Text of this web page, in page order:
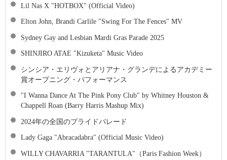
Lil Nas X "HOTBOX" (Official Video)
Elton John, Brandi Carlile "Swing For The Fences" MV
Sydney Gay and Lesbian Mardi Gras Parade 2025
SHINJIRO ATAE "Kizuketa" Music Video
シンシア・エリヴォとアリアナ・グランデによるアカデミー
賞オープニング・パフォーマンス
"I Wanna Dance At The Pink Pony Club" by Whitney Houston &
Chappell Roan (Barry Harris Mashup Mix)
2024年の全国のプライドパレード
Lady Gaga "Abracadabra" (Official Music Video)
WILLY CHAVARRIA "TARANTULA"（Paris Fashion Week）